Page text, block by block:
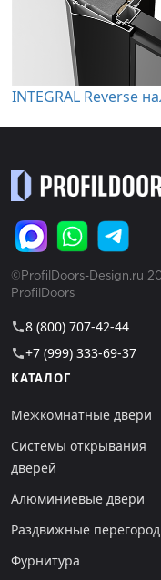
INTEGRAL Reverse
©ProfilDoors-Design.ru
ProfilDoors
call8 (800) 707-42-44
call+7 (999) 333-69-37
КАТАЛОГ
Межкомнатные двери
Системы открывания
дверей
Алюминиевые двери
Раздвижные
Фурнитура